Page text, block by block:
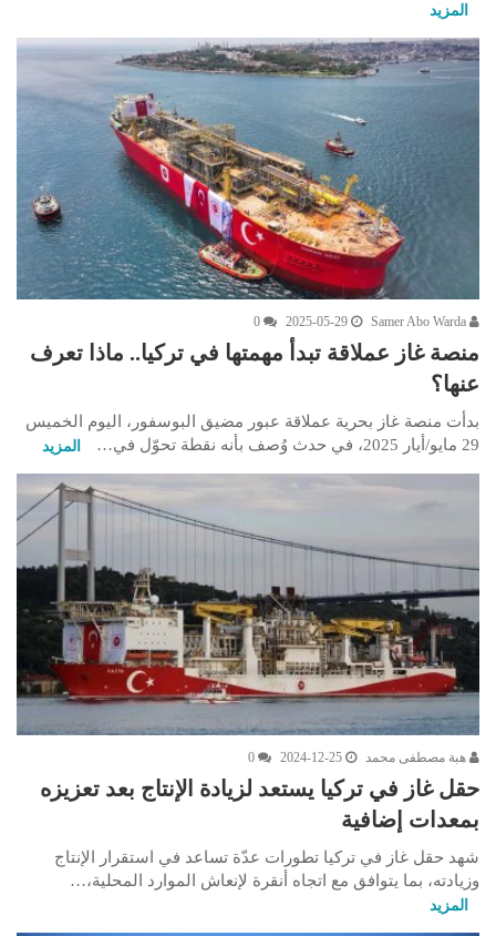
المزيد
2025-05-29
0
منصة غاز عملاقة تبدأ مهمتها في تركيا.. ماذا تعرف
عنها؟
بدأت منصة غاز بحرية عملاقة عبور مضيق البوسفور، اليوم الخميس
29 مايو/أيار 2025، في حدث وُصف بأنه نقطة تحوّل في…
المزيد
هبة مصطفى محمد 2024-12-25
0
حقل غاز في تركيا يستعد لزيادة الإنتاج بعد تعزيزه
بمعدات إضافية
شهد حقل غاز في تركيا تطورات عدّة تساعد في استقرار الإنتاج
وزيادته، بما يتوافق مع اتجاه أنقرة لإنعاش الموارد المحلية،…
المزيد